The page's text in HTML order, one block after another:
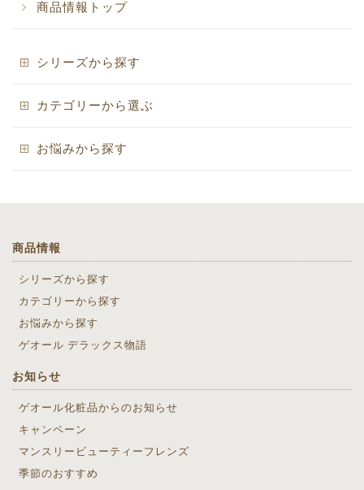
商品情報トップ
シリーズから探す
カテゴリーから選ぶ
お悩みから探す
商品情報
シリーズから探す
カテゴリーから探す
お悩みから探す
ゲオール デラックス物語
お知らせ
ゲオール化粧品からのお知らせ
キャンペーン
マンスリービューティーフレンズ
季節のおすすめ